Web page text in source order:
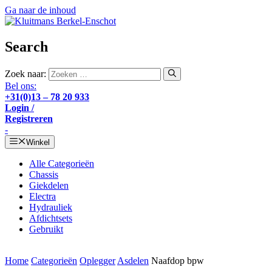
Ga naar de inhoud
Search
Zoek naar:
Bel ons:
+31(0)13 – 78 20 933
Login /
Registreren
-
Winkel
Alle Categorieën
Chassis
Giekdelen
Electra
Hydrauliek
Afdichtsets
Gebruikt
Home Categorieën OpleggerAsdelen Naafdop bpw